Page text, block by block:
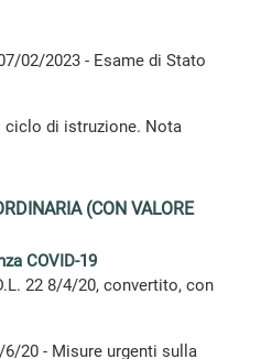
02/2023 - Esame di Stato
ciclo di istruzione. Nota
(CON VALORE
COVID-19
22 8/4/20, convertito, con
20 - Misure urgenti sulla